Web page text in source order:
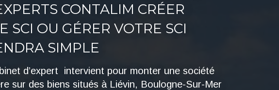
CONTALIM CRÉER
SCI OU GÉRER VOTRE SCI
SIMPLE
d’expert intervient pour monter une société
sur des biens situés à Liévin, Boulogne-Sur-Mer